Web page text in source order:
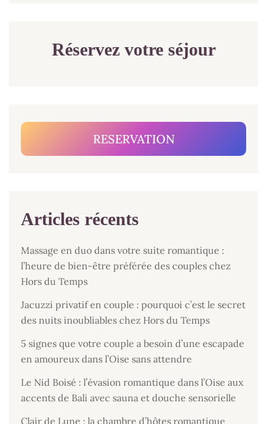
Réservez votre séjour
RESERVATION
Articles récents
Massage en duo dans votre suite romantique :
l’heure de bien-être préférée des couples chez
Hors du Temps
Jacuzzi privatif en couple : pourquoi c’est le secret
des nuits inoubliables chez Hors du Temps
5 signes que votre couple a besoin d’une escapade
en amoureux dans l’Oise sans attendre
Le Nid Boisé : l’évasion romantique dans l’Oise aux
accents de Bali avec sauna et douche sensorielle
Clair de Lune : la chambre d’hôtes romantique